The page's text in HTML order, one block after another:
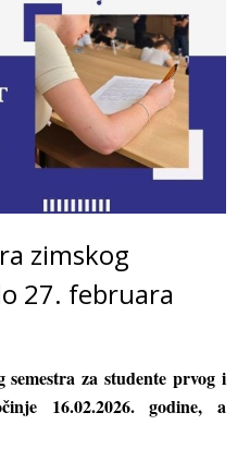
zimskog
27. februara
za studente prvog i
16.02.2026. godine, a